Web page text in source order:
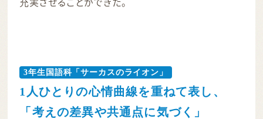
3年生国語科「サーカスのライオン」
1人ひとりの心情曲線を重ねて表し、
「考えの差異や共通点に気づく」